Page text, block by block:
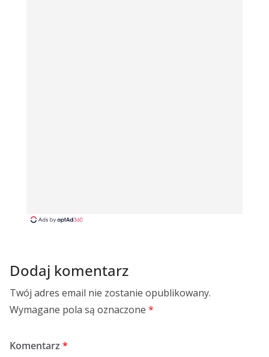
Dodaj komentarz
Twój adres email nie zostanie opublikowany.
Wymagane pola są oznaczone *
Komentarz *